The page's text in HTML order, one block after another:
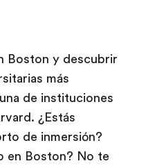
Boston y descubrir
más
de instituciones
¿Estás
de inmersión?
en Boston? No te